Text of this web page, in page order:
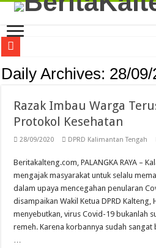
Viral! Selama Dua Bulan Lebih Siltap Serta
Musda XI Golkar Palangka Raya Perkuat
Galian C Diduga Ilegal di Desa Talekoi Seret
Kapolda Kalteng Beberkan Kronologi
Bimtek Penguatan Kapasitas Mediator
Bimtek Penguatan Kapasitas Mediator
Gerakan Pangan Murah Meriahkan HUT
DPW Deprindo Kalteng Perkuat Sinergi
Palangka Raya Fair 2026 Berakhir,
Peresmian KCP Bank Kalteng
Daily Archives: 28/
Razak Imbau Warga
Protokol Kesehatan
28/09/2020 DPRD Kalimantan Tengah
Beritakalteng.com, PALANGKA RAYA –
mengajak masyarakat untuk selalu
dalam upaya mencegahan penularan
disampaikan Wakil Ketua DPRD Kalteng,
menyebutkan, virus Covid-19 bukanlah
remeh. Karena korbannya sudah sangat